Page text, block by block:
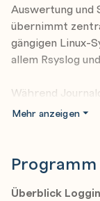
Auswertung und
übernimmt
gängigen Linux-
allem Rsyslog
Während
Mechanismus
Rsyslog eine
ermöglicht
über das
Mehr anzeigen
Programm
Überblick